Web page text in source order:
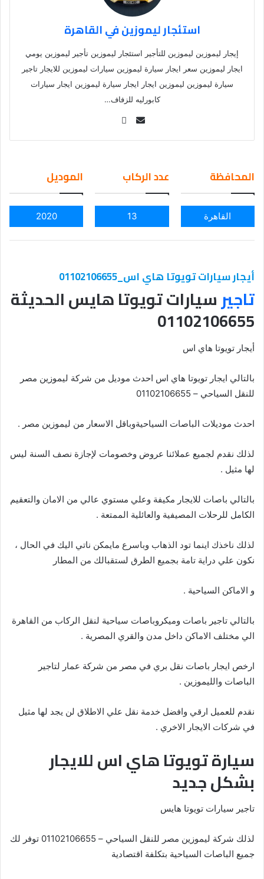
استئجار ليموزين في القاهرة
إيجار ليموزين ليموزين للتأجير استئجار ليموزين تأجير ليموزين يومي
ايجار ليموزين سعر ايجار سيارة ليموزين سيارات ليموزين للايجار تاجير
سيارة ليموزين ليموزين ايجار ايجار سيارة ليموزين ايجار سيارات
كابورليه للزفاف…
Se
ail
المحافظة
القاهرة
عدد الركاب
13
الموديل
2020
أيجار سيارات تويوتا هاي اس_01102106655
تاجيرسيارات تويوتا هايس الحديثة
01102106655
أيجار تويوتا هاي اس
بالتالي ايجار تويوتا هاي اس احدث موديل من شركة ليموزين مصر
للنقل السياحي – 01102106655
احدث موديلات الباصات السياحيةوباقل الاسعار من ليموزين مصر .
لذلك نقدم لجميع عملائنا عروض وخصومات لإجازة نصف السنة ليس
لها مثيل .
بالتالي باصات للايجار مكيفة وعلي مستوي عالي من الامان والتعقيم
الكامل للرحلات المصيفية والعائلية الممتعة .
لذلك ناخذك اينما تود الذهاب وباسرع مايمكن ناتي اليك في الحال ،
نكون علي دراية تامة بجميع الطرق لستقبالك من المطار
و الاماكن السياحية .
بالتالي تاجير باصات وميكروباصات سياحية لنقل الركاب من القاهرة
الي مختلف الاماكن داخل مدن والقري المصرية .
ارخص ايجار باصات نقل بري في مصر من شركة عمار لتاجير
الباصات والليموزين .
نقدم للعميل ارقي وافضل خدمة نقل علي الاطلاق لن يجد لها مثيل
في شركات الايجار الاخري .
سيارة تويوتا هاي اس للايجار
بشكل جديد
تاجير سيارات تويوتا هايس
لذلك شركة ليموزين مصر للنقل السياحي – 01102106655 توفر لك
جميع الباصات السياحية بتكلفة اقتصادية